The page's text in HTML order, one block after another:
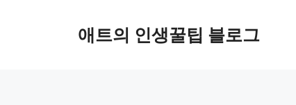
애트의 인생꿀팁 블로그